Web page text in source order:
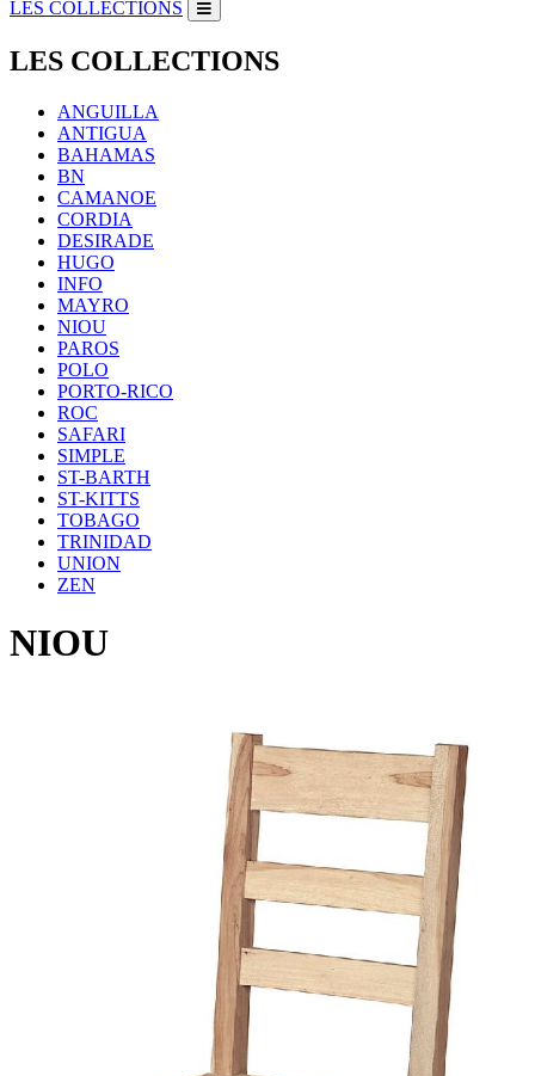
LES COLLECTIONS
LES COLLECTIONS
ANGUILLA
ANTIGUA
BAHAMAS
BN
CAMANOE
CORDIA
DESIRADE
HUGO
INFO
MAYRO
NIOU
PAROS
POLO
PORTO-RICO
ROC
SAFARI
SIMPLE
ST-BARTH
ST-KITTS
TOBAGO
TRINIDAD
UNION
ZEN
NIOU